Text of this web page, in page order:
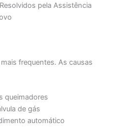
pela Assistência
frequentes. As causas
queimadores
de gás
automático